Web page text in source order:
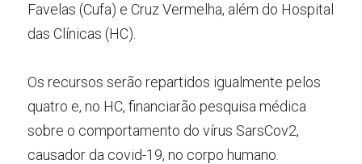
Favelas (Cufa) e Cruz Vermelha, além do Hospital
das Clínicas (HC).
Os recursos serão repartidos igualmente pelos
quatro e, no HC, financiarão pesquisa médica
sobre o comportamento do vírus SarsCov2,
causador da covid-19, no corpo humano.